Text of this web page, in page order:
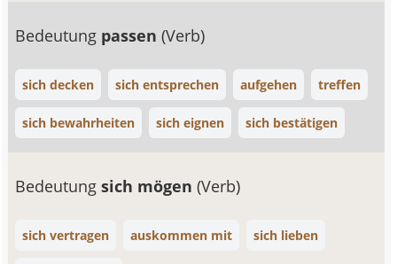
Bedeutung passen(Verb)
sich decken sich entsprechen aufgehen treffen
sich bewahrheiten sich eignen sich bestätigen
Bedeutungsich mögen(Verb)
sich vertragen auskommen mit sich lieben